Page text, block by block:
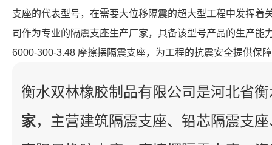
支座的代表型号，在需要大位移隔震的超大型工程中发挥着
司作为专业的隔震支座生产厂家，具备该型号产品的生产能
6000-300-3.48 摩擦摆隔震支座，为工程的抗震安全提供保
衡水双林橡胶制品有限公司是河北省
家，主营建筑隔震支座、铅芯隔震支